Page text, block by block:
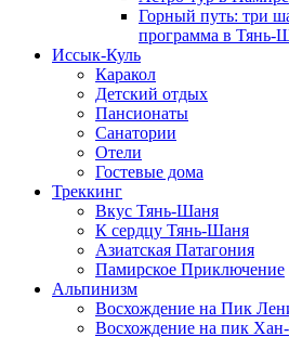
Горный путь: три
программа в Тянь-
Иссык-Куль
Каракол
Детский отдых
Пансионаты
Санатории
Отели
Гостевые дома
Треккинг
Вкус Тянь-Шаня
К сердцу Тянь-Шаня
Азиатская Патагония
Памирское Приключение
Альпинизм
Восхождение на Пик
Восхождение на пик